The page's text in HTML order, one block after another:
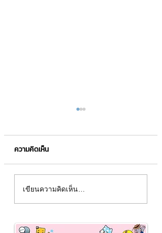
เคล็ด(ไม่ลับ)ขายของ
ออนไลน์ยังไงให้ปัง✨
ความคิดเห็น
เขียนความคิดเห็น…